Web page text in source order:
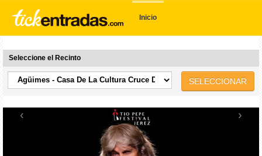
Inicio
Seleccione el Recinto
SELECCIONAR
‹ ›